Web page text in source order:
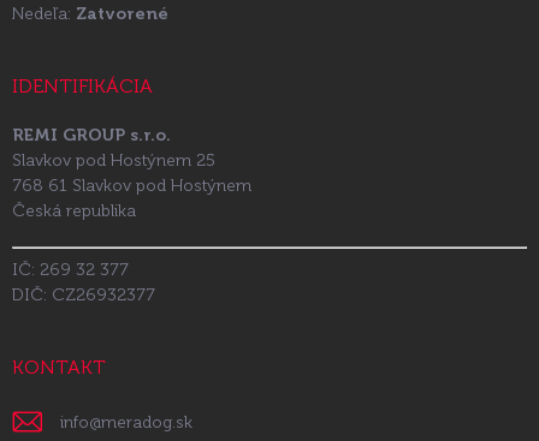
Nedeľa: Zatvorené
IDENTIFIKÁCIA
REMI GROUP s.r.o.
Slavkov pod Hostýnem 25
768 61 Slavkov pod Hostýnem
Česká republika
IČ: 269 32 377
DIČ: CZ26932377
KONTAKT
info@meradog.sk